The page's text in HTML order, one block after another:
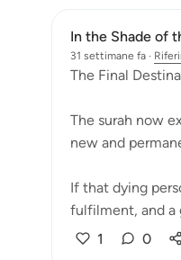
In the Shade of
31 settimane fa ·
The Final
The surah now
new and
If that dying
fulfilment, and a
1 0